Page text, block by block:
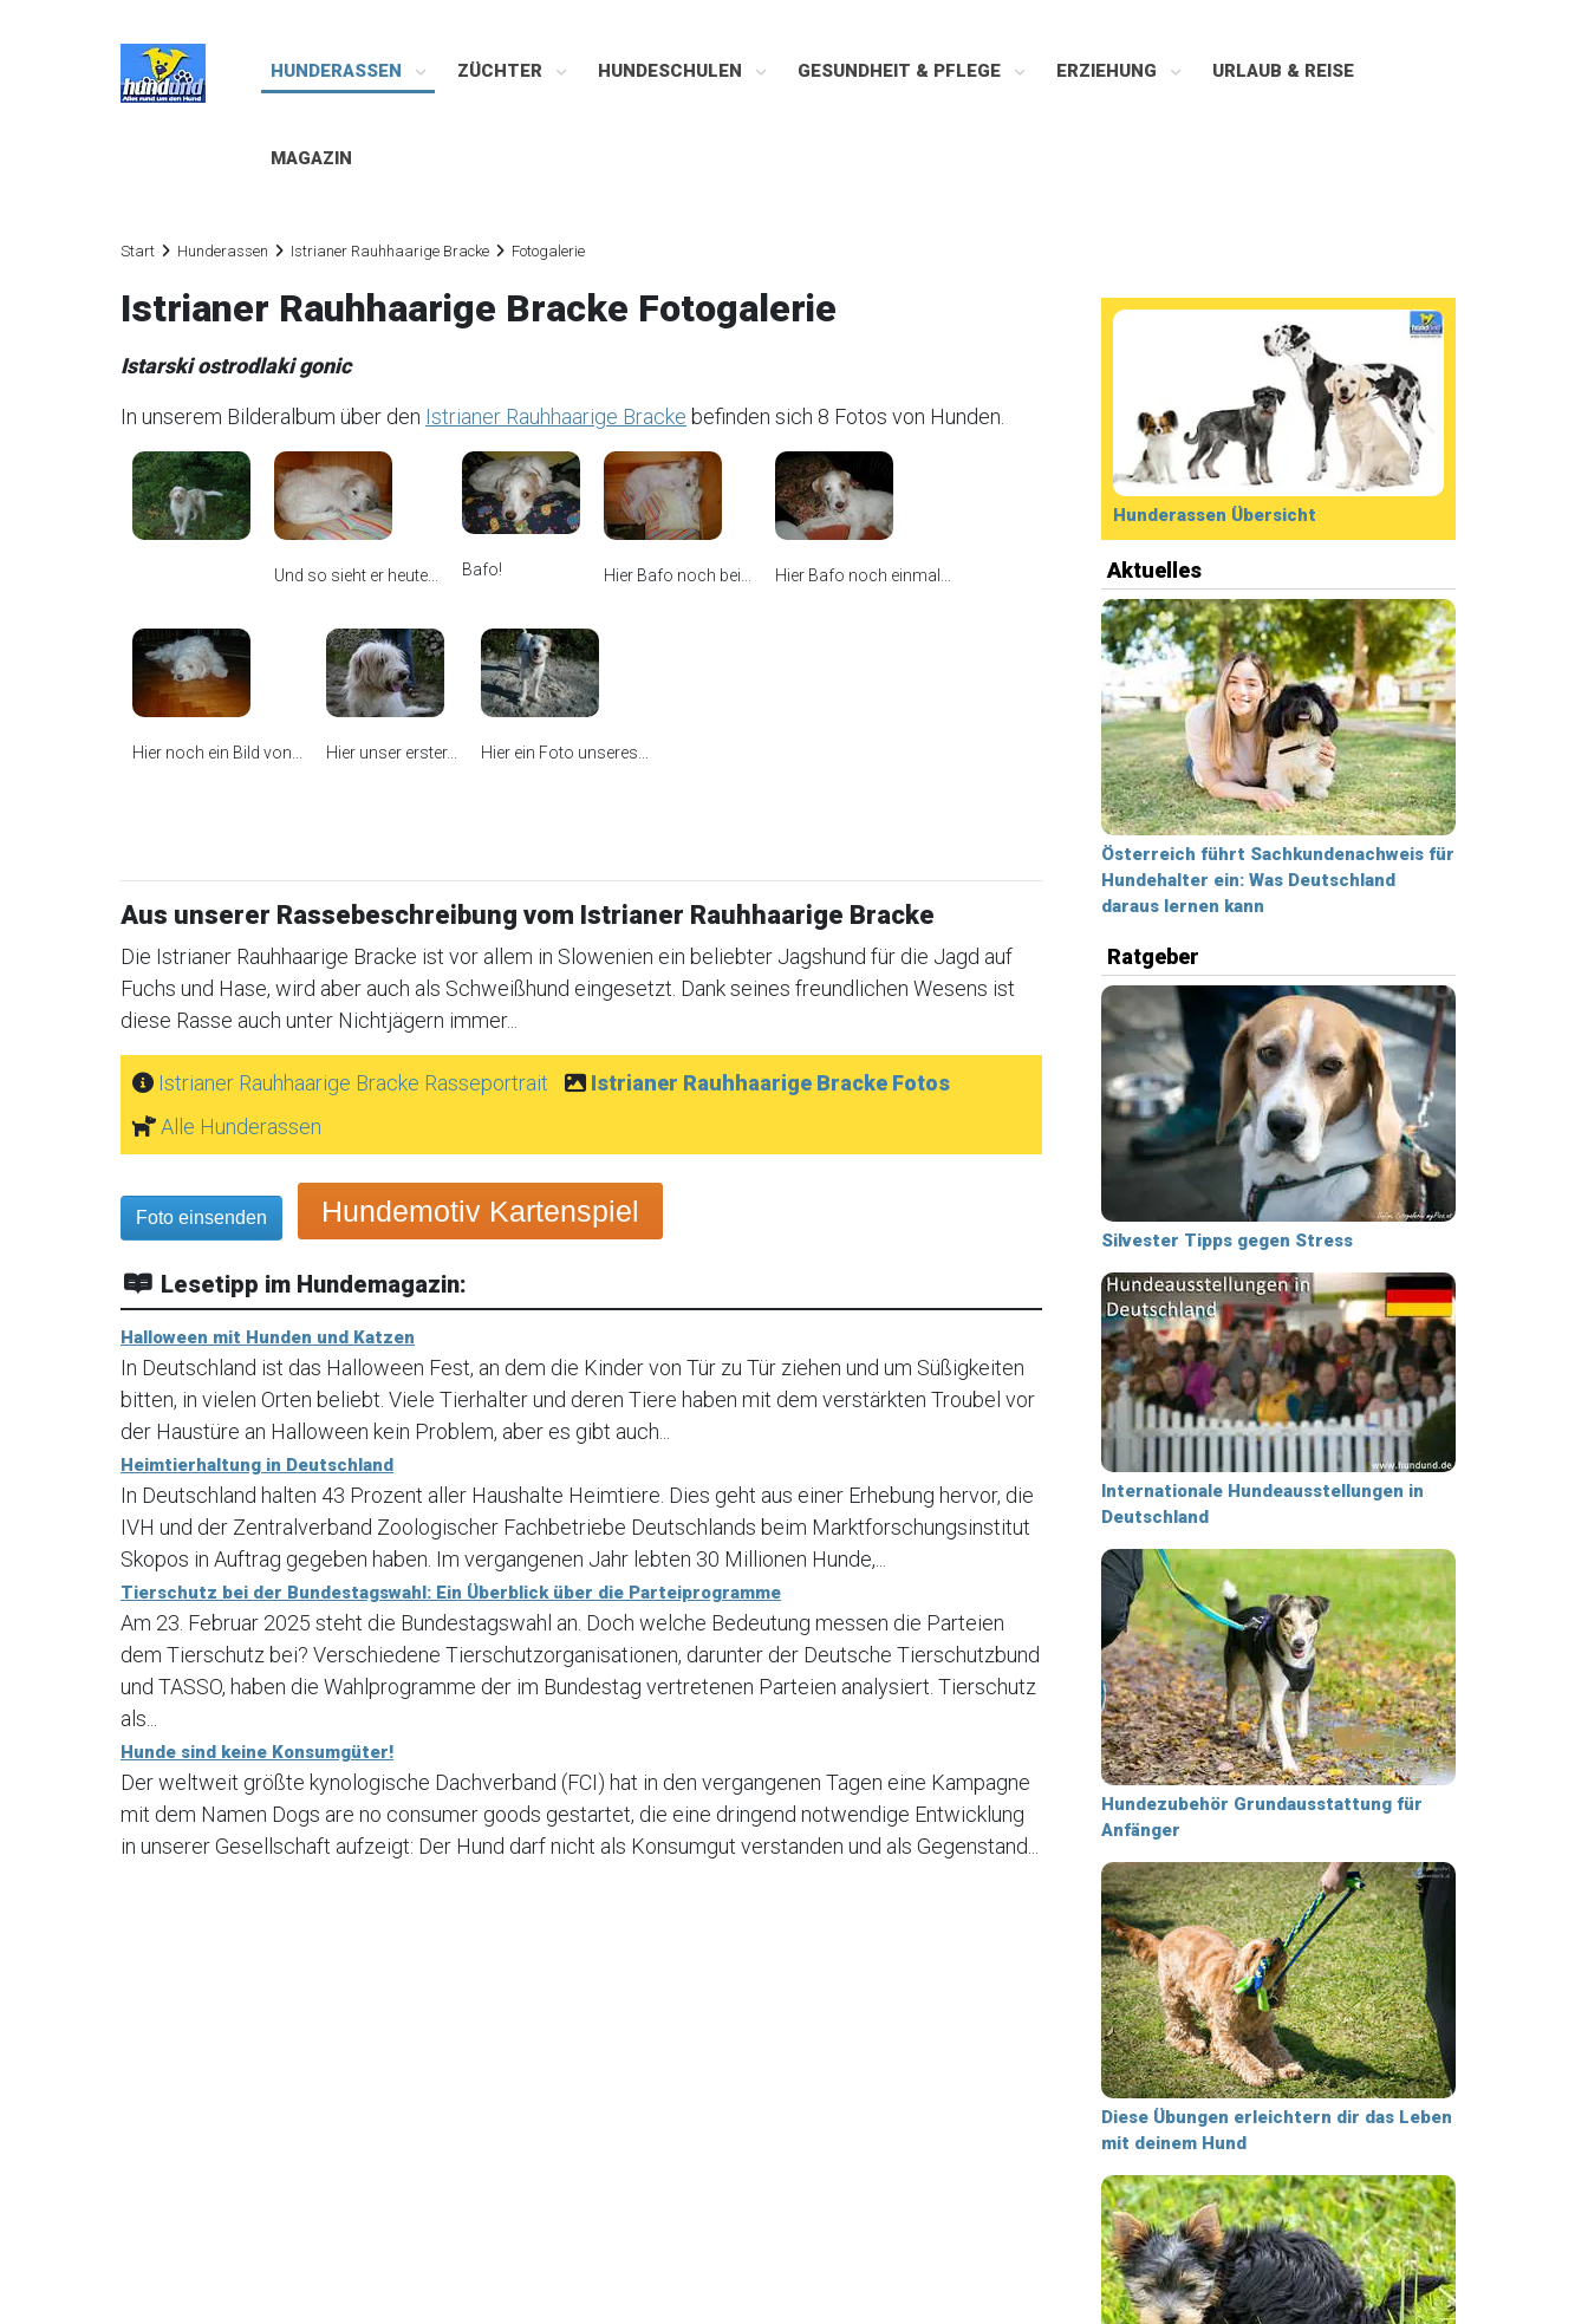
HUNDERASSEN ZÜCHTER HUNDESCHULEN GESUNDHEIT & PFLEGE ERZIEHUNG URLAUB & REISE
MAGAZIN
Start Hunderassen Istrianer Rauhhaarige Bracke Fotogalerie
Istrianer Rauhhaarige Bracke Fotogalerie
Istarski ostrodlaki gonic
In unserem Bilderalbum über den Istrianer Rauhhaarige Bracke befinden sich 8 Fotos von Hunden.
Und so sieht er heute... Bafo! Hier Bafo noch bei... Hier Bafo noch einmal...
Hier noch ein Bild von... Hier unser erster... Hier ein Foto unseres...
Aus unserer Rassebeschreibung vom Istrianer Rauhhaarige Bracke
Die Istrianer Rauhhaarige Bracke ist vor allem in Slowenien ein beliebter Jagshund für die Jagd auf
Fuchs und Hase, wird aber auch als Schweißhund eingesetzt. Dank seines freundlichen Wesens ist
diese Rasse auch unter Nichtjägern immer...
Istrianer Rauhhaarige Bracke Rasseportrait
Istrianer Rauhhaarige Bracke Fotos
Alle Hunderassen
Foto einsenden Hundemotiv Kartenspiel
Lesetipp im Hundemagazin:
Halloween mit Hunden und Katzen
In Deutschland ist das Halloween Fest, an dem die Kinder von Tür zu Tür ziehen und um Süßigkeiten
bitten, in vielen Orten beliebt. Viele Tierhalter und deren Tiere haben mit dem verstärkten Troubel vor
der Haustüre an Halloween kein Problem, aber es gibt auch...
Heimtierhaltung in Deutschland
In Deutschland halten 43 Prozent aller Haushalte Heimtiere. Dies geht aus einer Erhebung hervor, die
IVH und der Zentralverband Zoologischer Fachbetriebe Deutschlands beim Marktforschungsinstitut
Skopos in Auftrag gegeben haben. Im vergangenen Jahr lebten 30 Millionen Hunde,...
Tierschutz bei der Bundestagswahl: Ein Überblick über die Parteiprogramme
Am 23. Februar 2025 steht die Bundestagswahl an. Doch welche Bedeutung messen die Parteien
dem Tierschutz bei? Verschiedene Tierschutzorganisationen, darunter der Deutsche Tierschutzbund
und TASSO, haben die Wahlprogramme der im Bundestag vertretenen Parteien analysiert. Tierschutz
als...
Hunde sind keine Konsumgüter!
Der weltweit größte kynologische Dachverband (FCI) hat in den vergangenen Tagen eine Kampagne
mit dem Namen Dogs are no consumer goods gestartet, die eine dringend notwendige Entwicklung
in unserer Gesellschaft aufzeigt: Der Hund darf nicht als Konsumgut verstanden und als Gegenstand...
Hunderassen Übersicht
Aktuelles
Österreich führt Sachkundenachweis für
Hundehalter ein: Was Deutschland
daraus lernen kann
Ratgeber
Silvester Tipps gegen Stress
Internationale Hundeausstellungen in
Deutschland
Hundezubehör Grundausstattung für
Anfänger
Diese Übungen erleichtern dir das Leben
mit deinem Hund